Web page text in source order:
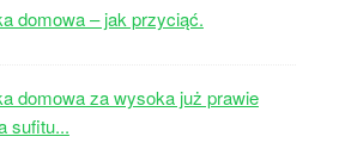
domowa – jak przyciąć.
domowa za wysoka już prawie
sufitu...